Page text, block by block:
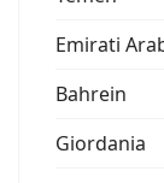
Emirati
Bahrein
Giordania